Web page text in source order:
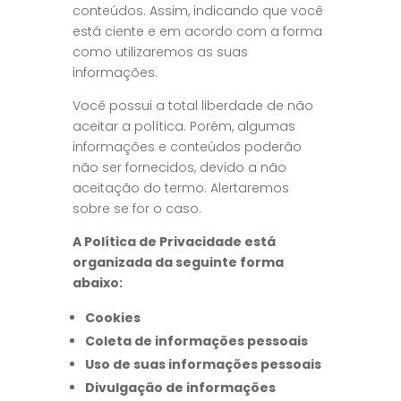
conteúdos. Assim, indicando que você
está ciente e em acordo com a forma
como utilizaremos as suas
informações.
Você possui a total liberdade de não
aceitar a política. Porém, algumas
informações e conteúdos poderão
não ser fornecidos, devido a não
aceitação do termo. Alertaremos
sobre se for o caso.
A Política de Privacidade está
organizada da seguinte forma
abaixo:
Cookies
Coleta de informações pessoais
Uso de suas informações pessoais
Divulgação de informações